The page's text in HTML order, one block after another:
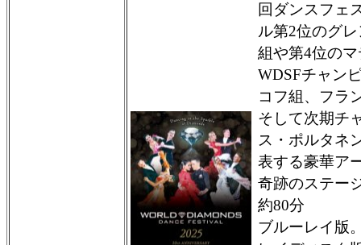
回ダンスフェ
ル第2位のグ
組や第4位の
WDSFチャン
コフ組、フラ
そして次期チ
ス・ポルタネ
表する豪華ア
奇跡のステー
約80分
ブルーレイ版